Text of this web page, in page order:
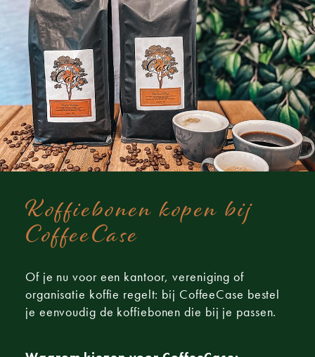
Koffiebonen kopen bij
CoffeeCase
Of je nu voor een kantoor, vereniging of
organisatie koffie regelt: bij CoffeeCase bestel
je eenvoudig de koffiebonen die bij je passen.